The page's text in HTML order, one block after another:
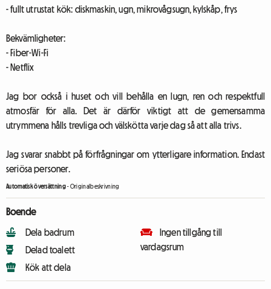
- fullt utrustat kök: diskmaskin, ugn, mikrovågsugn, kylskåp, frys
Bekvämligheter:
- Fiber-Wi-Fi
- Netflix
Jag bor också i huset och vill behålla en lugn, ren och respektfull
atmosfär för alla. Det är därför viktigt att de gemensamma
utrymmena hålls trevliga och välskötta varje dag så att alla trivs.
Jag svarar snabbt på förfrågningar om ytterligare information. Endast
seriösa personer.
Automatisk översättning-Originalbeskrivning
Boende
Dela badrum
Delad toalett
Kök att dela
Ingen tillgång till
vardagsrum